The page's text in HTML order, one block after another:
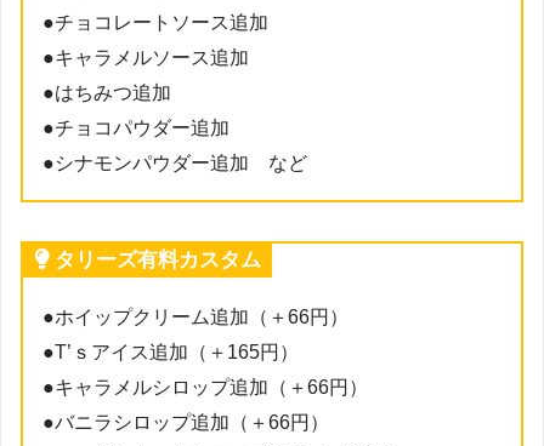
●チョコレートソース追加
●キャラメルソース追加
●はちみつ追加
●チョコパウダー追加
●シナモンパウダー追加 など
タリーズ有料カスタム
●ホイップクリーム追加（＋66円）
●T’ｓアイス追加（＋165円）
●キャラメルシロップ追加（＋66円）
●バニラシロップ追加（＋66円）